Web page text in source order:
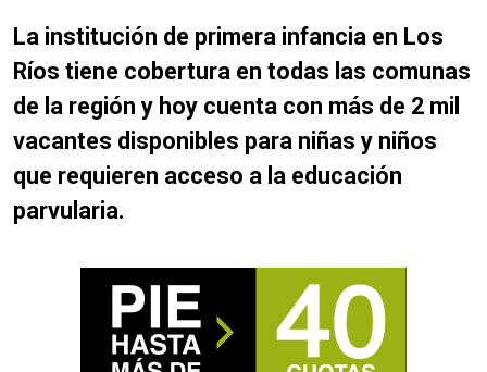
La institución de primera infancia en Los
Ríos tiene cobertura en todas las comunas
de la región y hoy cuenta con más de 2 mil
vacantes disponibles para niñas y niños
que requieren acceso a la educación
parvularia.